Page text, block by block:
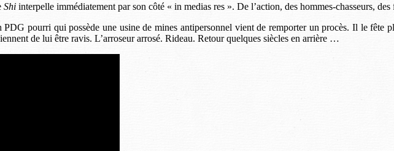
Shi interpelle immédiatement par son côté « in medias res ». De l’action, des hommes-chasseurs, des
pourri qui possède une usine de mines antipersonnel vient de remporter un procès. Il le fête
de lui être ravis. L’arroseur arrosé. Rideau. Retour quelques siècles en arrière …